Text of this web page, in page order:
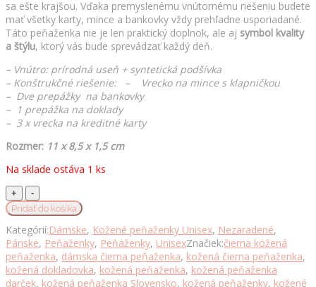
sa ešte krajšou. Vďaka premyslenému vnútornému riešeniu budete
mať všetky karty, mince a bankovky vždy prehľadne usporiadané.
Táto peňaženka nie je len praktický doplnok, ale aj symbol kvality
a štýlu, ktorý vás bude sprevádzať každý deň.
– Vnútro: prírodná useň + syntetická podšívka
– Konštrukčné riešenie: – Vrecko na mince s klapničkou
– Dve prepážky na bankovky
– 1 prepážka na doklady
– 3 x vrecka na kreditné karty
Rozmer: 11 x 8,5 x 1,5 cm
Na sklade ostáva 1 ks
Luxusná
peňaženka
z
pravej
kože
č.7942
v
Pridať do košíka
Kategórií:Dámske, Kožené peňaženky Unisex, Nezaradené,
Pánske, Peňaženky, Peňaženky, UnisexZnačiek:čierna kožená
peňaženka, dámska čierna peňaženka, kožená čierna peňaženka,
kožená dokladovka, kožená peňaženka, kožená peňaženka
darček, kožená peňaženka Slovensko, kožená peňaženky, kožené